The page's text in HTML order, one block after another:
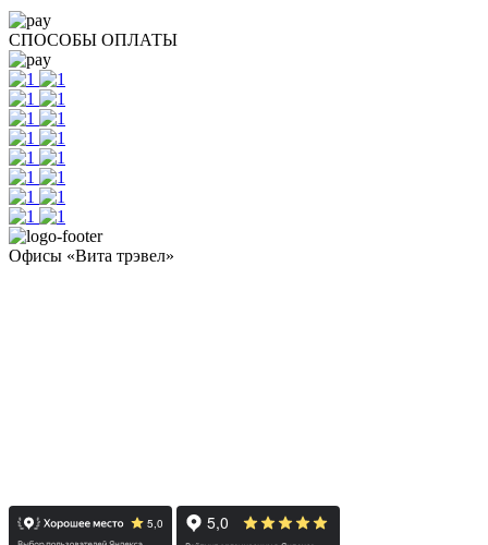
СПОСОБЫ ОПЛАТЫ
Офисы «Вита трэвел»